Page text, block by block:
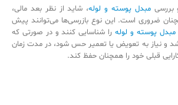
بررسیمبدل پوسته و لوله، شاید از نظر بعد مالی،
ضروری است. این نوع بازرسی‌ها می‌توانند پیش
مبدل پوسته و لوله را شناسایی کنند و در صورتی که
و نیاز به تعویض یا تعمیر حس شود، در مدت زمان
قبلی خود را همچنان حفظ کند.